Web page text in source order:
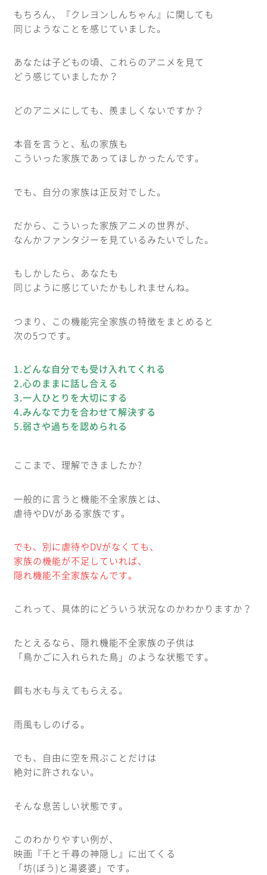
もちろん、『クレヨンしんちゃん』に関しても
同じようなことを感じていました。
あなたは子どもの頃、これらのアニメを見て
どう感じていましたか？
どのアニメにしても、羨ましくないですか？
本音を言うと、私の家族も
こういった家族であってほしかったんです。
でも、自分の家族は正反対でした。
だから、こういった家族アニメの世界が、
なんかファンタジーを見ているみたいでした。
もしかしたら、あなたも
同じように感じていたかもしれませんね。
つまり、この機能完全家族の特徴をまとめると
次の5つです。
1.どんな自分でも受け入れてくれる
2.心のままに話し合える
3.一人ひとりを大切にする
4.みんなで力を合わせて解決する
5.弱さや過ちを認められる
ここまで、理解できましたか?
一般的に言うと機能不全家族とは、
虐待やDVがある家族です。
でも、別に虐待やDVがなくても、
家族の機能が不足していれば、
隠れ機能不全家族なんです。
これって、具体的にどういう状況なのかわかりますか？
たとえるなら、隠れ機能不全家族の子供は
「鳥かごに入れられた鳥」のような状態です。
餌も水も与えてもらえる。
雨風もしのげる。
でも、自由に空を飛ぶことだけは
絶対に許されない。
そんな息苦しい状態です。
このわかりやすい例が、
映画『千と千尋の神隠し』に出てくる
「坊(ぼう)と湯婆婆」です。